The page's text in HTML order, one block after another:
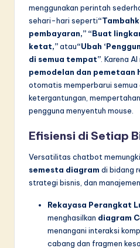
menggunakan perintah
sehari-hari seperti
pembayaran,” “Buat
ketat,”atau“Ubah
di semua tempat” . Karena
pemodelan dan pemetaan
otomatis memperbarui semua
ketergantungan,
pengguna menyentuh mouse.
Efisiensi di Setiap
Versatilitas chatbot
semesta diagram di bidang
strategi bisnis, dan
Rekayasa Perangkat
menghasilkan diagram
menangani interaksi
cabang dan fragmen